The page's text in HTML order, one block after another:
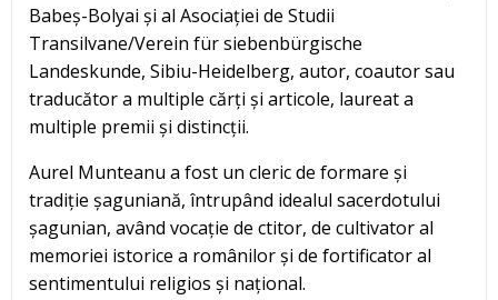
Babeș-Bolyai și al Asociației de Studii
Transilvane/Verein für siebenbürgische
Landeskunde, Sibiu-Heidelberg, autor, coautor sau
traducător a multiple cărți și articole, laureat a
multiple premii și distincții.
Aurel Munteanu a fost un cleric de formare și
tradiție șaguniană, întrupând idealul sacerdotului
șagunian, având vocație de ctitor, de cultivator al
memoriei istorice a românilor și de fortificator al
sentimentului religios și național.